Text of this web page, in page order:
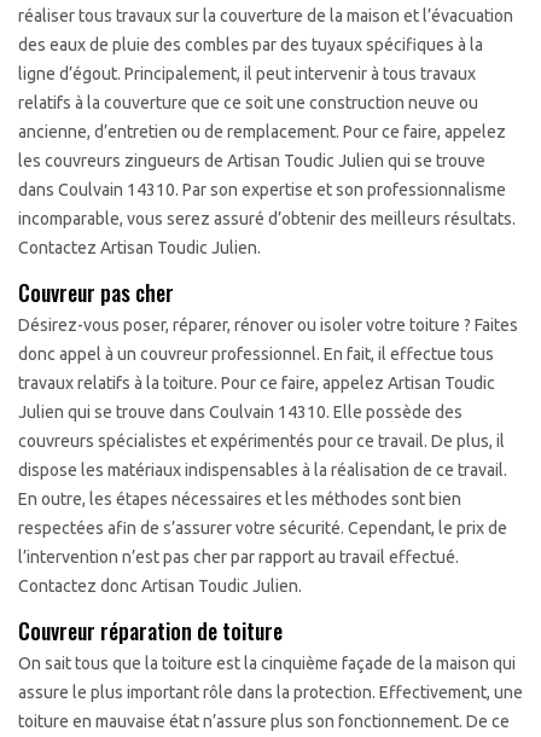
réaliser tous travaux sur la couverture de la maison et l’évacuation
des eaux de pluie des combles par des tuyaux spécifiques à la
ligne d’égout. Principalement, il peut intervenir à tous travaux
relatifs à la couverture que ce soit une construction neuve ou
ancienne, d’entretien ou de remplacement. Pour ce faire, appelez
les couvreurs zingueurs de Artisan Toudic Julien qui se trouve
dans Coulvain 14310. Par son expertise et son professionnalisme
incomparable, vous serez assuré d’obtenir des meilleurs résultats.
Contactez Artisan Toudic Julien.
Couvreur pas cher
Désirez-vous poser, réparer, rénover ou isoler votre toiture ? Faites
donc appel à un couvreur professionnel. En fait, il effectue tous
travaux relatifs à la toiture. Pour ce faire, appelez Artisan Toudic
Julien qui se trouve dans Coulvain 14310. Elle possède des
couvreurs spécialistes et expérimentés pour ce travail. De plus, il
dispose les matériaux indispensables à la réalisation de ce travail.
En outre, les étapes nécessaires et les méthodes sont bien
respectées afin de s’assurer votre sécurité. Cependant, le prix de
l’intervention n’est pas cher par rapport au travail effectué.
Contactez donc Artisan Toudic Julien.
Couvreur réparation de toiture
On sait tous que la toiture est la cinquième façade de la maison qui
assure le plus important rôle dans la protection. Effectivement, une
toiture en mauvaise état n’assure plus son fonctionnement. De ce